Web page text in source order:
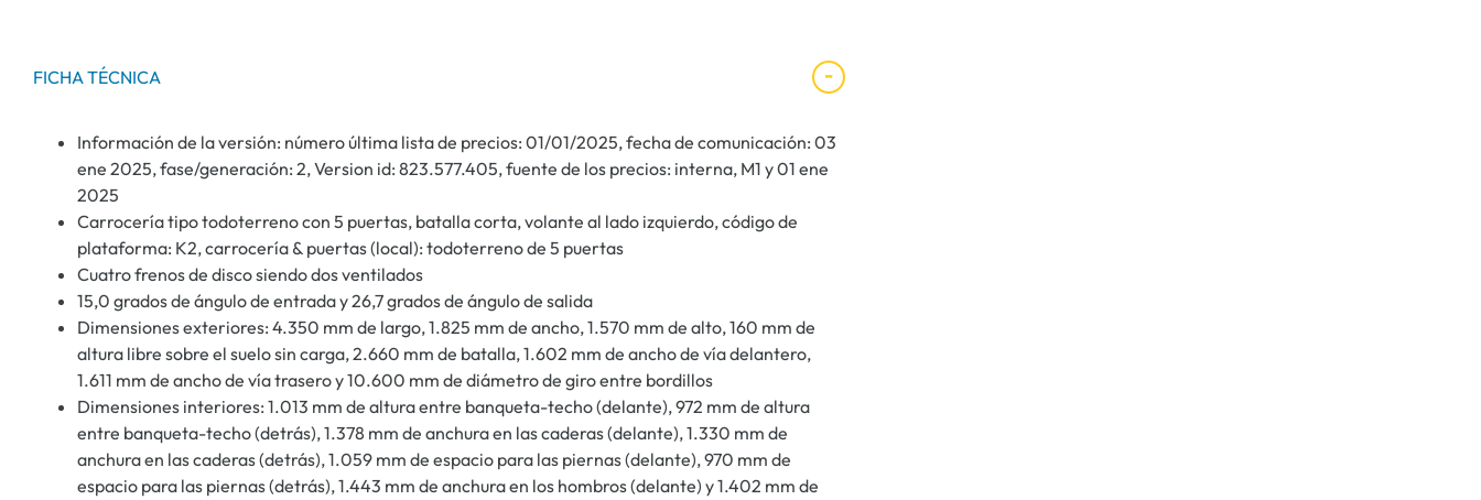
FICHA TÉCNICA
Información de la versión: número última lista de precios: 01/01/2025, fecha de comunicación: 03
ene 2025, fase/generación: 2, Version id: 823.577.405, fuente de los precios: interna, M1 y 01 ene
2025
Carrocería tipo todoterreno con 5 puertas, batalla corta, volante al lado izquierdo, código de
plataforma: K2, carrocería & puertas (local): todoterreno de 5 puertas
Cuatro frenos de disco siendo dos ventilados
15,0 grados de ángulo de entrada y 26,7 grados de ángulo de salida
Dimensiones exteriores: 4.350 mm de largo, 1.825 mm de ancho, 1.570 mm de alto, 160 mm de
altura libre sobre el suelo sin carga, 2.660 mm de batalla, 1.602 mm de ancho de vía delantero,
1.611 mm de ancho de vía trasero y 10.600 mm de diámetro de giro entre bordillos
Dimensiones interiores: 1.013 mm de altura entre banqueta-techo (delante), 972 mm de altura
entre banqueta-techo (detrás), 1.378 mm de anchura en las caderas (delante), 1.330 mm de
anchura en las caderas (detrás), 1.059 mm de espacio para las piernas (delante), 970 mm de
espacio para las piernas (detrás), 1.443 mm de anchura en los hombros (delante) y 1.402 mm de